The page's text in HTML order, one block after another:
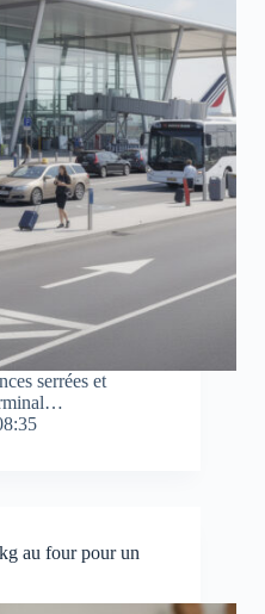
serrées et
au four pour un